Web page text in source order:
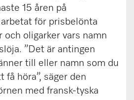
15 åren på
för prisbelönta
och oligarker vars namn
”Det är antingen
till eller namn som du
få höra”, säger den
med fransk-tyska